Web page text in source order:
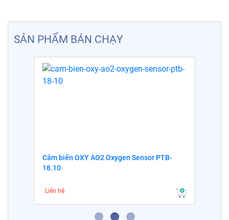
SẢN PHẨM BÁN CHẠY
Cảm biến OXY AO2 Oxygen Sensor PTB-
18.10
Liên hệ